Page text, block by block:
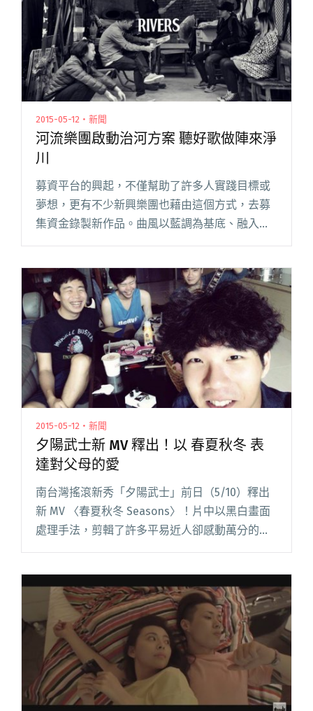
2015-05-12・新聞
河流樂團啟動治河方案 聽好歌做陣來淨
川
募資平台的興起，不僅幫助了許多人實踐目標或
夢想，更有不少新興樂團也藉由這個方式，去募
集資金錄製新作品。曲風以藍調為基底、融入另
採用暗喻手法歌唱，緩緩訴說台灣閱讀全文 "河
流樂團啟動治河方案 聽好歌做陣來淨川"
2015-05-12・新聞
夕陽武士新 MV 釋出！以 春夏秋冬 表
達對父母的愛
南台灣搖滾新秀「夕陽武士」前日（5/10）釋出
新 MV 〈春夏秋冬 Seasons〉！片中以黑白畫面
處理手法，剪輯了許多平易近人卻感動萬分的生
活片段，真摯地唱出對母親/父親/家人的愛。
作，成閱讀全文 "夕陽武士新 MV 釋出！以 春夏
秋冬 表達對父母的愛"